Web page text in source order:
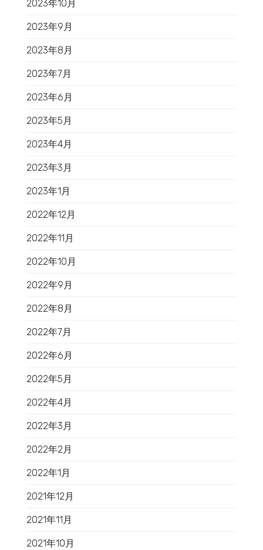
2023年10月
2023年9月
2023年8月
2023年7月
2023年6月
2023年5月
2023年4月
2023年3月
2023年1月
2022年12月
2022年11月
2022年10月
2022年9月
2022年8月
2022年7月
2022年6月
2022年5月
2022年4月
2022年3月
2022年2月
2022年1月
2021年12月
2021年11月
2021年10月